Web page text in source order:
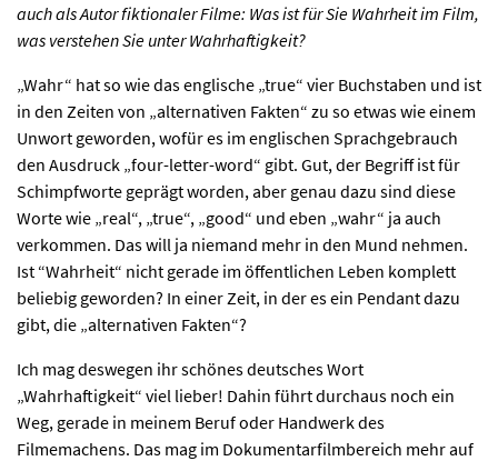
auch als Autor fiktionaler Filme: Was ist für Sie Wahrheit im Film,
was verstehen Sie unter Wahrhaftigkeit?
„Wahr“ hat so wie das englische „true“ vier Buchstaben und ist
in den Zeiten von „alternativen Fakten“ zu so etwas wie einem
Unwort geworden, wofür es im englischen Sprachgebrauch
den Ausdruck „four-letter-word“ gibt. Gut, der Begriff ist für
Schimpfworte geprägt worden, aber genau dazu sind diese
Worte wie „real“, „true“, „good“ und eben „wahr“ ja auch
verkommen. Das will ja niemand mehr in den Mund nehmen.
Ist “Wahrheit“ nicht gerade im öffentlichen Leben komplett
beliebig geworden? In einer Zeit, in der es ein Pendant dazu
gibt, die „alternativen Fakten“?
Ich mag deswegen ihr schönes deutsches Wort
„Wahrhaftigkeit“ viel lieber! Dahin führt durchaus noch ein
Weg, gerade in meinem Beruf oder Handwerk des
Filmemachens. Das mag im Dokumentarfilmbereich mehr auf